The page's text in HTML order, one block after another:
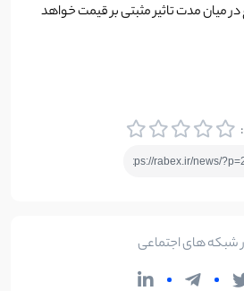
میان مدت تاثیر مثبتی بر قیمت خواهد
شبکه های اجتماعی